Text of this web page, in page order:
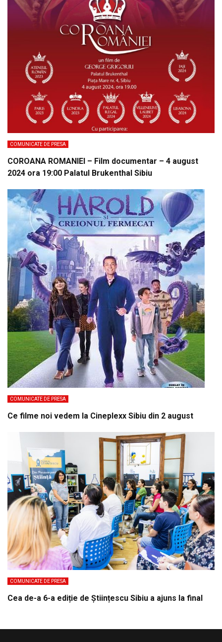
COMUNICATE DE PRESA
COROANA ROMANIEI – Film documentar – 4 august
2024 ora 19:00 Palatul Brukenthal Sibiu
COMUNICATE DE PRESA
Ce filme noi vedem la Cineplexx Sibiu din 2 august
COMUNICATE DE PRESA
Cea de-a 6-a ediție de Științescu Sibiu a ajuns la final